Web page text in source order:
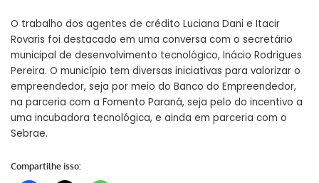
O trabalho dos agentes de crédito Luciana Dani e Itacir
Rovaris foi destacado em uma conversa com o secretário
municipal de desenvolvimento tecnológico, Inácio Rodrigues
Pereira. O município tem diversas iniciativas para valorizar o
empreendedor, seja por meio do Banco do Empreendedor,
na parceria com a Fomento Paraná, seja pelo do incentivo a
uma incubadora tecnológica, e ainda em parceria com o
Sebrae.
Compartilhe isso: